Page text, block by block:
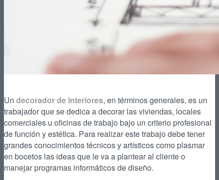
Un decorador de interiores, en términos generales, es un
trabajador que se dedica a decorar las viviendas, locales
comerciales u oficinas de trabajo bajo un criterio profesional
de función y estética. Para realizar este trabajo debe tener
grandes conocimientos técnicos y artísticos como plasmar
en bocetos las ideas que le va a plantear al cliente o
manejar programas informáticos de diseño.